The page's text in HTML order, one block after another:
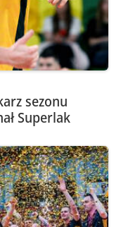
sezonu
Superlak